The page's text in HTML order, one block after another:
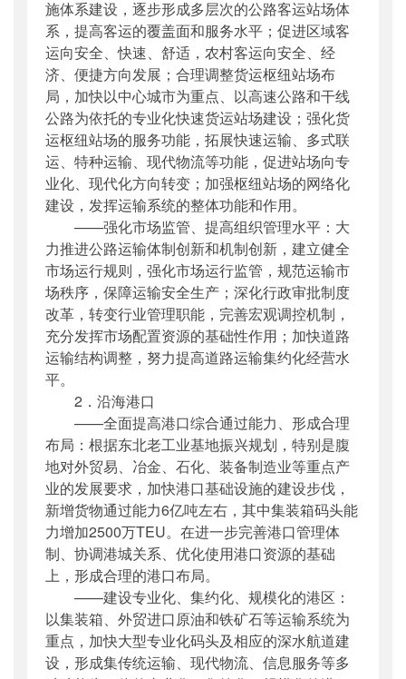
施体系建设，逐步形成多层次的公路客运站场体
系，提高客运的覆盖面和服务水平；促进区域客
运向安全、快速、舒适，农村客运向安全、经
济、便捷方向发展；合理调整货运枢纽站场布
局，加快以中心城市为重点、以高速公路和干线
公路为依托的专业化快速货运站场建设；强化货
运枢纽站场的服务功能，拓展快速运输、多式联
运、特种运输、现代物流等功能，促进站场向专
业化、现代化方向转变；加强枢纽站场的网络化
建设，发挥运输系统的整体功能和作用。
——强化市场监管、提高组织管理水平：大
力推进公路运输体制创新和机制创新，建立健全
市场运行规则，强化市场运行监管，规范运输市
场秩序，保障运输安全生产；深化行政审批制度
改革，转变行业管理职能，完善宏观调控机制，
充分发挥市场配置资源的基础性作用；加快道路
运输结构调整，努力提高道路运输集约化经营水
平。
2．沿海港口
——全面提高港口综合通过能力、形成合理
布局：根据东北老工业基地振兴规划，特别是腹
地对外贸易、冶金、石化、装备制造业等重点产
业的发展要求，加快港口基础设施的建设步伐，
新增货物通过能力6亿吨左右，其中集装箱码头能
力增加2500万TEU。在进一步完善港口管理体
制、协调港城关系、优化使用港口资源的基础
上，形成合理的港口布局。
——建设专业化、集约化、规模化的港区：
以集装箱、外贸进口原油和铁矿石等运输系统为
重点，加快大型专业化码头及相应的深水航道建
设，形成集传统运输、现代物流、信息服务等多